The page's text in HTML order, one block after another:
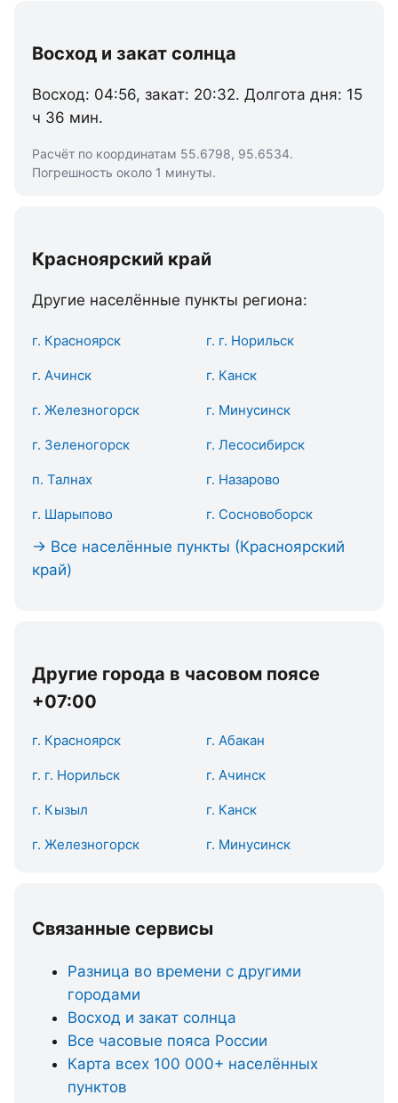
Восход и закат солнца
Восход: 04:56, закат: 20:32. Долгота дня: 15
ч 36 мин.
Расчёт по координатам 55.6798, 95.6534.
Погрешность около 1 минуты.
Красноярский край
Другие населённые пункты региона:
г. Красноярск г. г. Норильск
г. Ачинск г. Канск
г. Железногорск г. Минусинск
г. Зеленогорск г. Лесосибирск
п. Талнах г. Назарово
г. Шарыпово г. Сосновоборск
→ Все населённые пункты (Красноярский
край)
Другие города в часовом поясе
+07:00
г. Красноярск г. Абакан
г. г. Норильск г. Ачинск
г. Кызыл г. Канск
г. Железногорск г. Минусинск
Связанные сервисы
Разница во времени с другими
городами
Восход и закат солнца
Все часовые пояса России
Карта всех 100 000+ населённых
пунктов